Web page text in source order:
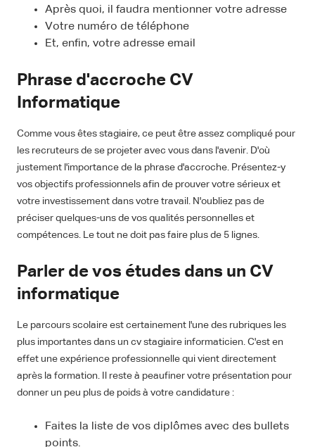
Après quoi, il faudra mentionner votre adresse
Votre numéro de téléphone
Et, enfin, votre adresse email
Phrase d'accroche CV
Informatique
Comme vous êtes stagiaire, ce peut être assez compliqué pour
les recruteurs de se projeter avec vous dans l'avenir. D'où
justement l'importance de la phrase d'accroche. Présentez-y
vos objectifs professionnels afin de prouver votre sérieux et
votre investissement dans votre travail. N'oubliez pas de
préciser quelques-uns de vos qualités personnelles et
compétences. Le tout ne doit pas faire plus de 5 lignes.
Parler de vos études dans un CV
informatique
Le parcours scolaire est certainement l'une des rubriques les
plus importantes dans un cv stagiaire informaticien. C'est en
effet une expérience professionnelle qui vient directement
après la formation. Il reste à peaufiner votre présentation pour
donner un peu plus de poids à votre candidature :
Faites la liste de vos diplômes avec des bullets
points.